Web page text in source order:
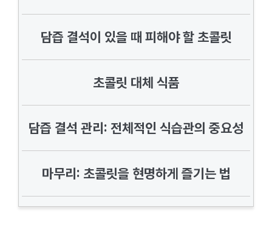
담즙 결석이 있을 때 피해야 할 초콜릿
초콜릿 대체 식품
담즙 결석 관리: 전체적인 식습관의 중요성
마무리: 초콜릿을 현명하게 즐기는 법